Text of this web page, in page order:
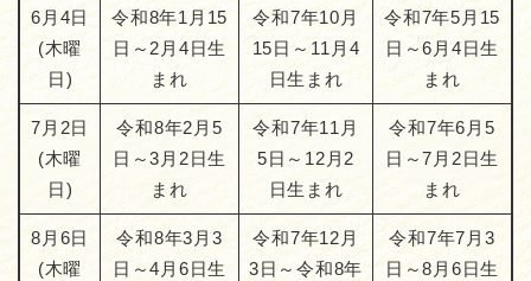
6月4日
(木曜
日)
令和8年1月15
日～2月4日生
まれ
令和7年10月
15日～11月4
日生まれ
令和7年5月15
日～6月4日生
まれ
7月2日
(木曜
日)
令和8年2月5
日～3月2日生
まれ
令和7年11月
5日～12月2
日生まれ
令和7年6月5
日～7月2日生
まれ
8月6日
(木曜
令和8年3月3
日～4月6日生
令和7年12月
3日～令和8年
令和7年7月3
日～8月6日生